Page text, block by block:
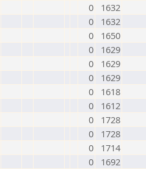
0
1632
0
1632
0
1650
0
1629
0
1629
0
1629
0
1618
0
1612
0
1728
0
1728
0
1714
0
1692